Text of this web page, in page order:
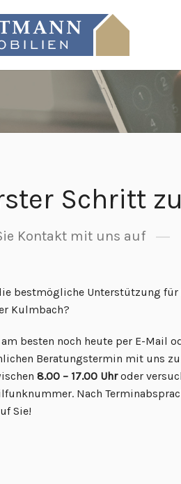
Schritt
Kontakt mit uns auf
bestmögliche Unterstützung
Kulmbach?
am besten noch heute per E-Mail
Beratungstermin mit uns
8.00 – 17.00 Uhroder
Nach
Sie!